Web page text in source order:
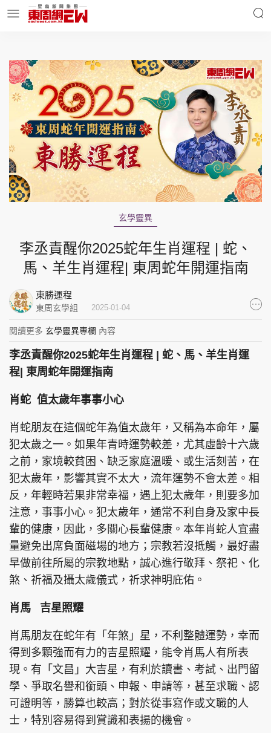
明星名人 時事財經
東周Ladies 優享生活
東周食玩通 會員活動
集團旗下品牌
東周刊 cazbuyer 東Touch
頭條日報 星島環球 The Standard
親子王 Oh!爸媽 JobMarket
頭條搵工
關於我們
聯絡我們
隱私政策聲明
使用條款
版權及免責聲明
玄學靈異
李丞責醒你2025蛇年生肖運程 | 蛇、
馬、羊生肖運程| 東周蛇年開運指南
東勝運程
東周玄學組 2025-01-04
閱讀更多 玄學靈異專欄 內容
李丞責醒你2025蛇年生肖運程 | 蛇、馬、羊生肖運
程| 東周蛇年開運指南
肖蛇 值太歲年事事小心
肖蛇朋友在這個蛇年為值太歲年，又稱為本命年，屬
犯太歲之一。如果年青時運勢較差，尤其虛齡十六歲
之前，家境較貧困、缺乏家庭溫暖、或生活刻苦，在
犯太歲年，影響其實不太大，流年運勢不會太差。相
反，年輕時若果非常幸福，遇上犯太歲年，則要多加
注意，事事小心。犯太歲年，通常不利自身及家中長
輩的健康，因此，多關心長輩健康。本年肖蛇人宜盡
量避免出席負面磁場的地方；宗教若沒抵觸，最好盡
早做前往所屬的宗教地點，誠心進行敬拜、祭祀、化
煞、祈福及攝太歲儀式，祈求神明庇佑。
肖馬 吉星照耀
肖馬朋友在蛇年有「年煞」星，不利整體運勢，幸而
得到多顆強而有力的吉星照耀，能令肖馬人有所表
現。有「文昌」大吉星，有利於讀書、考試、出門留
學、爭取名譽和銜頭、申報、申請等，甚至求職、認
可證明等，勝算也較高；對於從事寫作或文職的人
士，特別容易得到賞識和表揚的機會。